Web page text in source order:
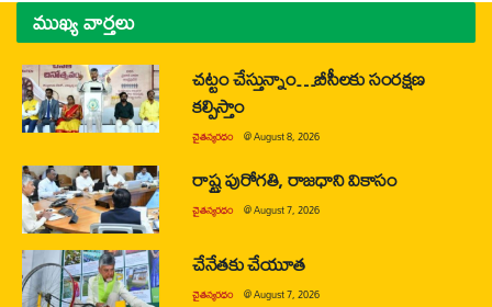
ముఖ్య వార్తలు
చట్టం చేస్తున్నాం…బీసీలకు సంరక్షణ
కల్పిస్తాం
చైతన్యరధం @August 8, 2026
రాష్ట్ర పురోగతి, రాజధాని వికాసం
చైతన్యరధం @August 7, 2026
చేనేతకు చేయూత
చైతన్యరధం @August 7, 2026